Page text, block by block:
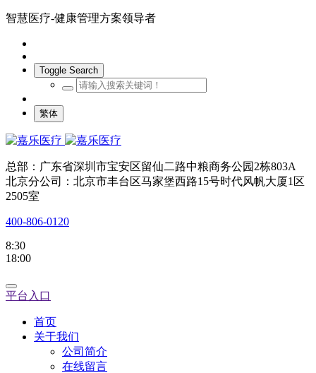
智慧医疗-健康管理方案领导者
Toggle Search
繁体
总部：广东省深圳市宝安区留仙二路中粮商务公园2栋803A
北京分公司：北京市丰台区马家堡西路15号时代风帆大厦1区
2505室
400-806-0120
8:30
18:00
平台入口
首页
关于我们
公司简介
在线留言